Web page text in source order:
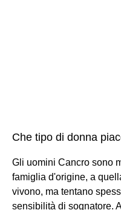
Che tipo di donna
Gli uomini Cancro sono
famiglia d'origine, a
vivono, ma tentano
sensibilità di sognatore.